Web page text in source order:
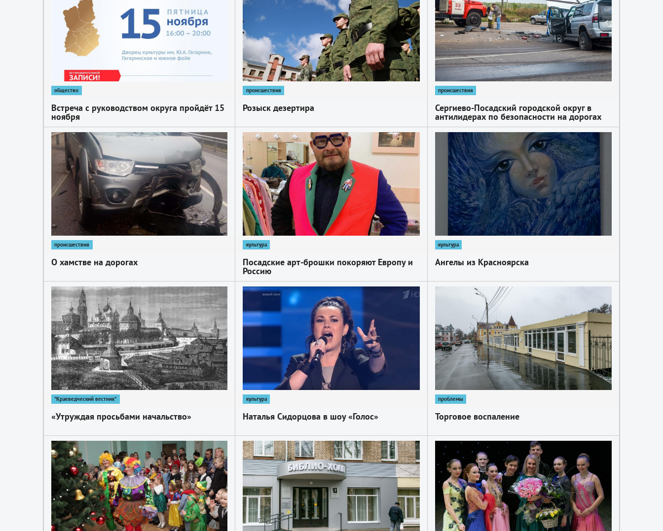
общество
Встреча с руководством округа пройдёт 15
ноября
происшествия
Розыск дезертира
происшествия
Сергиево-­Посадский городской округ в
антилидерах по безопасности на дорогах
1
происшествия
О хамстве на дорогах
1
культура
Посадские арт­-брошки покоряют Европу и
Россию
культура
Ангелы из Красноярска
1
"Краеведческий вестник"
«Утруждая просьбами начальство»
1
культура
Наталья Сидорцова в шоу «Голос»
проблемы
Торговое воспаление
1 1